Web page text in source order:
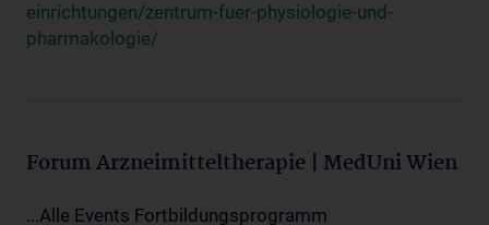
einrichtungen/zentrum-fuer-physiologie-und-
pharmakologie/
Forum Arzneimitteltherapie | MedUni Wien
...Alle Events Fortbildungsprogramm